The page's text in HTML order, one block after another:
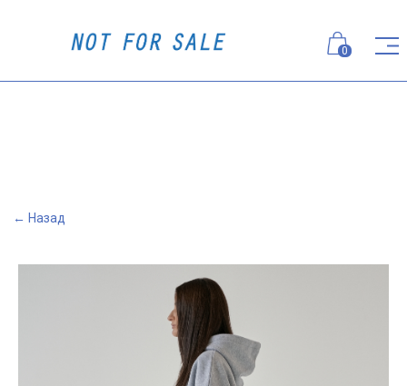
0
← Назад